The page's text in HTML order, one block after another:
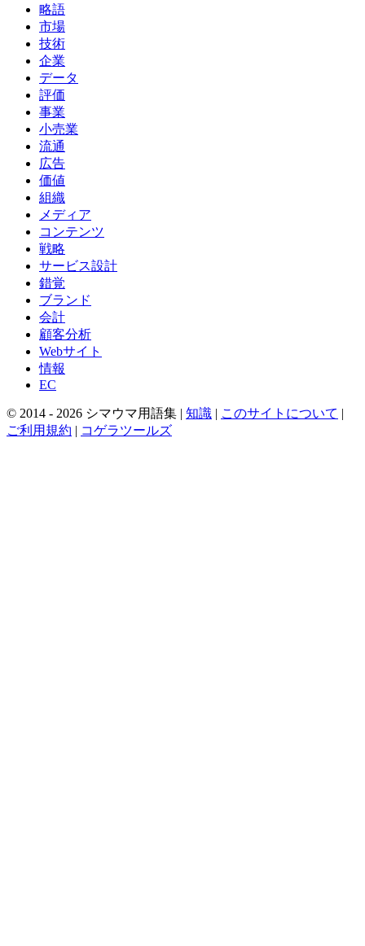
略語
市場
技術
企業
データ
評価
事業
小売業
流通
広告
価値
組織
メディア
コンテンツ
戦略
サービス設計
錯覚
ブランド
会計
顧客分析
Webサイト
情報
EC
© 2014 - 2026 シマウマ用語集 | 知識 | このサイトについて |
ご利用規約 | コゲラツールズ